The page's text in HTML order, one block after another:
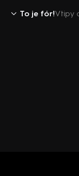
To je fór!Vtipy